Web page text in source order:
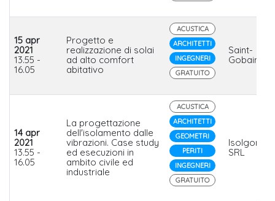
15 apr
2021
13.55 -
16.05
Progetto e
realizzazione di solai
ad alto comfort
abitativo
ACUSTICA
ARCHITETTI
INGEGNERI
GRATUITO
Saint-
Gobain
14 apr
2021
13.55 -
16.05
La progettazione
dell'isolamento dalle
vibrazioni. Case study
ed esecuzioni in
ambito civile ed
industriale
ACUSTICA
ARCHITETTI
GEOMETRI
PERITI
INGEGNERI
GRATUITO
SRL